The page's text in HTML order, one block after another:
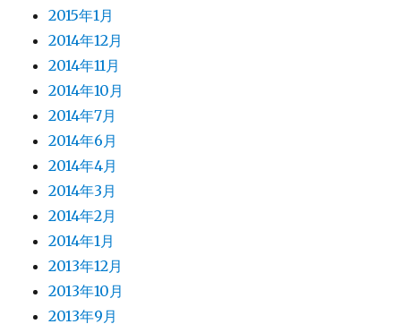
2015年1月
2014年12月
2014年11月
2014年10月
2014年7月
2014年6月
2014年4月
2014年3月
2014年2月
2014年1月
2013年12月
2013年10月
2013年9月